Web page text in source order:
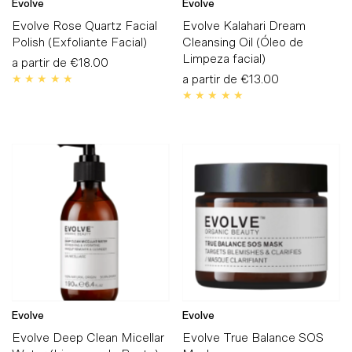
Evolve
Evolve Rose Quartz Facial
Polish (Exfoliante Facial)
Preço
Normal
a partir de €18.00
Evolve
Evolve Kalahari Dream
Cleansing Oil (Óleo de
Limpeza facial)
Preço
Normal
a partir de €13.00
Evolve
Evolve Deep Clean Micellar
Evolve
Evolve True Balance SOS